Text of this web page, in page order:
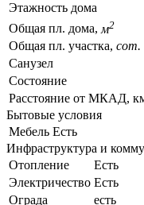
Этажность дома
Общая пл. дома, м2
Общая пл. участка, сот.
Санузел
Состояние
Расстояние от МКАД,
Бытовые условия
Мебель Есть
Инфраструктура и
Отопление
Есть
Электричество Есть
Ограда
есть